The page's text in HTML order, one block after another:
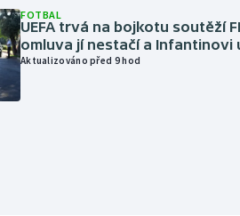
FOTBAL
UEFA trvá na bojkotu soutěží
omluva jí nestačí a Infantinovi
Aktualizováno před 9 hod